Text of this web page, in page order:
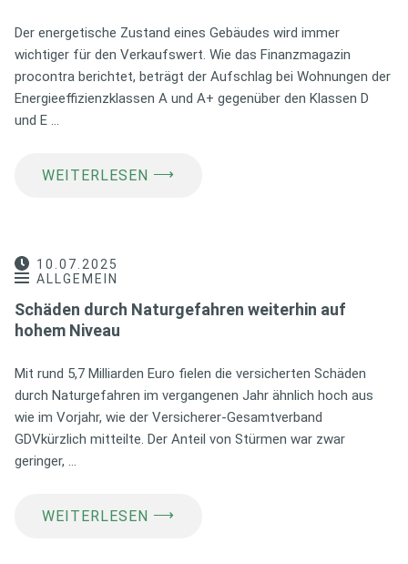
Der energetische Zustand eines Gebäudes wird immer
wichtiger für den Verkaufswert. Wie das Finanzmagazin
procontra berichtet, beträgt der Aufschlag bei Wohnungen der
Energieeffizienzklassen A und A+ gegenüber den Klassen D
und E …
WEITERLESEN ⟶
10.07.2025
ALLGEMEIN
Schäden durch Naturgefahren weiterhin auf
hohem Niveau
Mit rund 5,7 Milliarden Euro fielen die versicherten Schäden
durch Naturgefahren im vergangenen Jahr ähnlich hoch aus
wie im Vorjahr, wie der Versicherer-Gesamtverband
GDVkürzlich mitteilte. Der Anteil von Stürmen war zwar
geringer, …
WEITERLESEN ⟶